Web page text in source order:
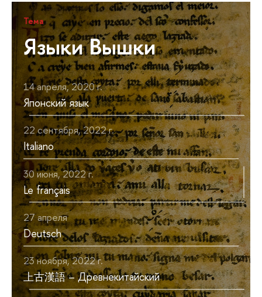
Тема
Языки Вышки
14 апреля, 2020 г.
Японский язык
22 сентября, 2022 г.
Italiano
30 июня, 2022 г.
Le français
27 апреля
Deutsch
23 ноября, 2022 г.
上古漢語 – Древнекитайский